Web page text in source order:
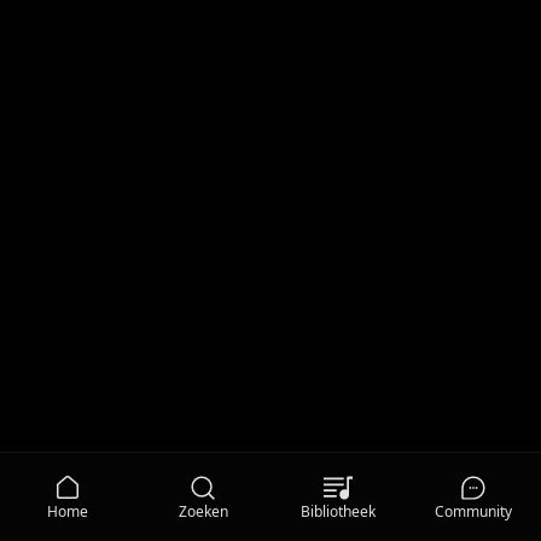
Home Zoeken Bibliotheek Community